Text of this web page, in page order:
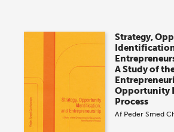
Strategy,
A Study of
Opportunity
Process
Af Peder Smed